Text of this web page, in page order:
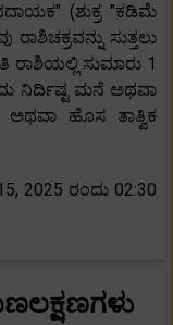
(ಶುಕ್ರ "ಕಡಿಮೆ
ಸುತ್ತಲು
ರಾಶಿಯಲ್ಲಿ ಸುಮಾರು 1
ನಿರ್ದಿಷ್ಟ ಮನೆ ಅಥವಾ
ಹೊಸ ತಾತ್ವಿಕ
2025 ರಂದು 02:30